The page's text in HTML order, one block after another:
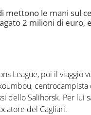
mettono le mani sul
2 milioni di euro,
League, poi il viaggio
centrocampista
dello Salihorsk. Per lui
del Cagliari.